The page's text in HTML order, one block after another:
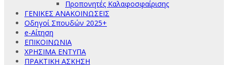
Προπονητές Καλαφοσφαίρισης
ΓΕΝΙΚΕΣ ΑΝΑΚΟΙΝΩΣΕΙΣ
Οδηγοί Σπουδών 2025+
e-Αίτηση
ΕΠΙΚΟΙΝΩΝΙΑ
ΧΡΗΣΙΜΑ ΕΝΤΥΠΑ
ΠΡΑΚΤΙΚΗ ΑΣΚΗΣΗ